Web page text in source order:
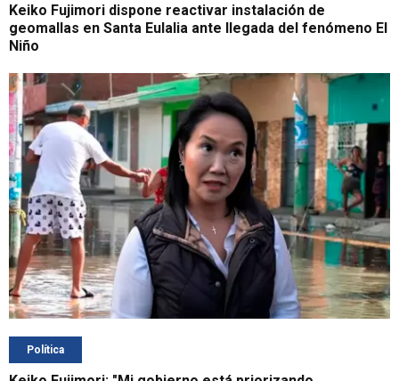
Keiko Fujimori dispone reactivar instalación de
geomallas en Santa Eulalia ante llegada del fenómeno El
Niño
Política